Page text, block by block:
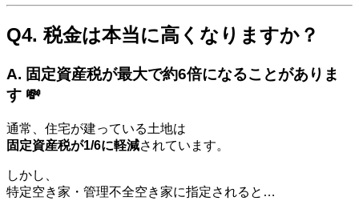
Q4. 税金は本当に高くなりますか？
A. 固定資産税が最大で約6倍になることがありま
す 💸
通常、住宅が建っている土地は
固定資産税が1/6に軽減されています。
しかし、
特定空き家・管理不全空き家に指定されると…